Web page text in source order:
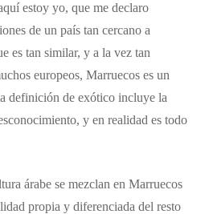
estoy yo, que me declaro
de un país tan cercano a
es tan similar, y a la vez tan
europeos, Marruecos es un
definición de exótico incluye la
y en realidad es todo
árabe se mezclan en Marruecos
propia y diferenciada del resto